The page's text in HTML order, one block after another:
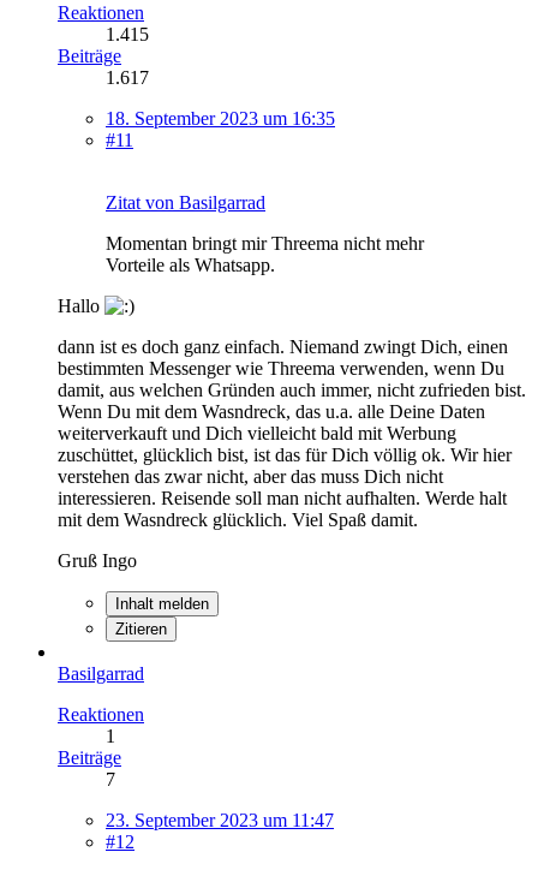
Reaktionen
1.415
Beiträge
1.617
18. September 2023 um 16:35
#11
Zitat von Basilgarrad
Momentan bringt mir Threema nicht mehr
Vorteile als Whatsapp.
Hallo
dann ist es doch ganz einfach. Niemand zwingt Dich, einen
bestimmten Messenger wie Threema verwenden, wenn Du
damit, aus welchen Gründen auch immer, nicht zufrieden bist.
Wenn Du mit dem Wasndreck, das u.a. alle Deine Daten
weiterverkauft und Dich vielleicht bald mit Werbung
zuschüttet, glücklich bist, ist das für Dich völlig ok. Wir hier
verstehen das zwar nicht, aber das muss Dich nicht
interessieren. Reisende soll man nicht aufhalten. Werde halt
mit dem Wasndreck glücklich. Viel Spaß damit.
Gruß Ingo
Inhalt melden
Zitieren
Basilgarrad
Reaktionen
1
Beiträge
7
23. September 2023 um 11:47
#12